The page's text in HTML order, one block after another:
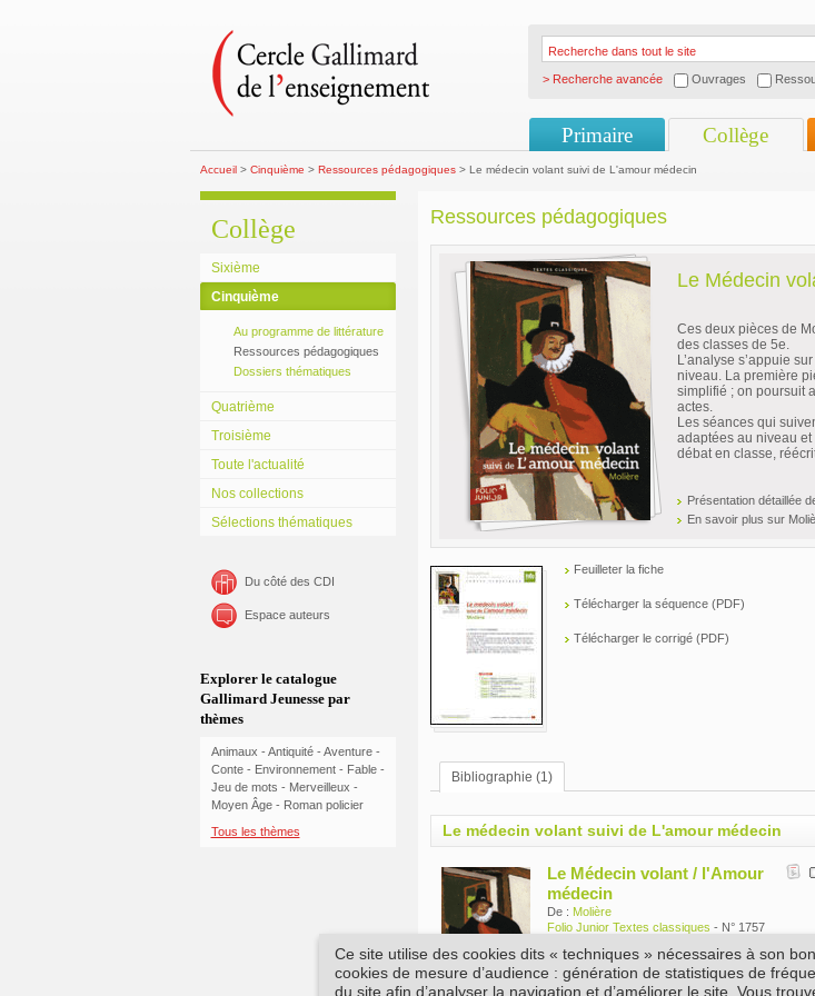
> Recherche avancée Ouvrages
Primaire Collège
Accueil> Cinquième > Ressources pédagogiques> Le médecin volant suivi de L'amour médecin
Collège
Sixième
Cinquième
Au programme de littérature
Ressources pédagogiques
Dossiers thématiques
Quatrième
Troisième
Toute l'actualité
Nos collections
Sélections thématiques
Du côté des CDI
Espace auteurs
Explorer le catalogue
Gallimard Jeunesse par
thèmes
Animaux - Antiquité - Aventure -
Conte - Environnement - Fable -
Jeu de mots - Merveilleux -
Moyen Âge - Roman policier
Tous les thèmes
Ressources pédagogiques
Le Médecin
Ces deux pièces de
des classes de 5e.
L’analyse s’appuie
niveau. La première
simplifié ; on poursuit
actes.
Les séances qui
adaptées au niveau
débat en classe,
Présentation détaillée
En savoir plus sur
Feuilleter la fiche
Télécharger la séquence (PDF)
Télécharger le corrigé (PDF)
Bibliographie (1)
Le médecin volant suivi de L'amour médecin
Le Médecin volant / l'Amour
médecin
De : Molière
Folio Junior Textes classiques - N° 1757
Date de parution : 24/03/2016
Prix : 3.5 €
Code SODIS : A58296
Ce site utilise des cookies dits « techniques » nécessaires à son
cookies de mesure d’audience : génération de statistiques de
du site afin d’analyser la navigation et d’améliorer le site. Vous